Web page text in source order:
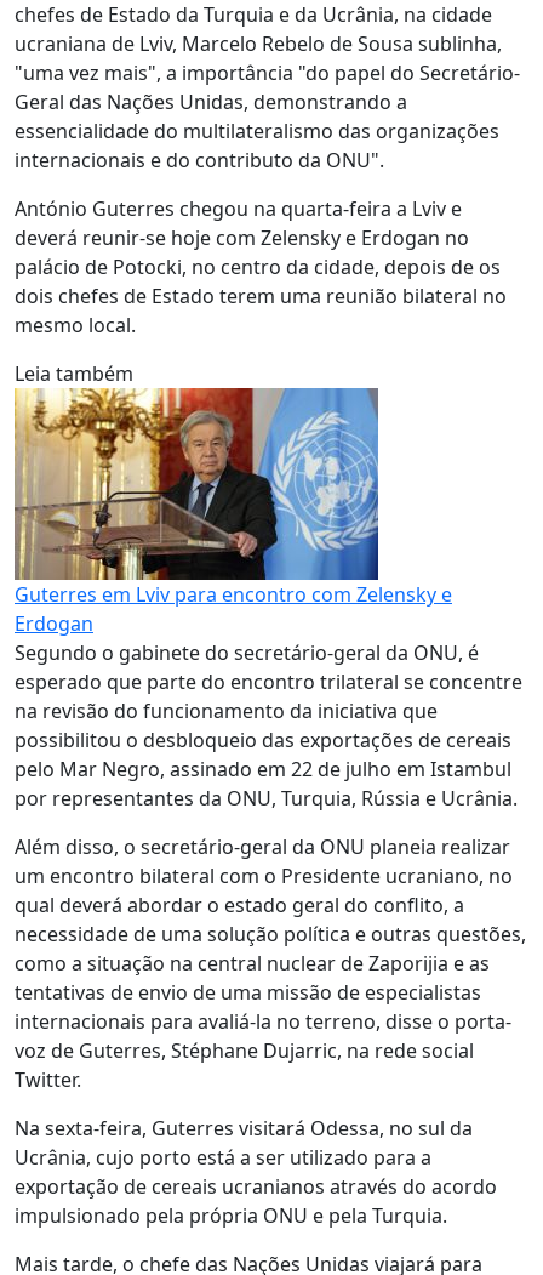
chefes de Estado da Turquia e da Ucrânia, na cidade
ucraniana de Lviv, Marcelo Rebelo de Sousa sublinha,
"uma vez mais", a importância "do papel do Secretário-
Geral das Nações Unidas, demonstrando a
essencialidade do multilateralismo das organizações
internacionais e do contributo da ONU".
António Guterres chegou na quarta-feira a Lviv e
deverá reunir-se hoje com Zelensky e Erdogan no
palácio de Potocki, no centro da cidade, depois de os
dois chefes de Estado terem uma reunião bilateral no
mesmo local.
Leia também
Guterres em Lviv para encontro com Zelensky e
Erdogan
Segundo o gabinete do secretário-geral da ONU, é
esperado que parte do encontro trilateral se concentre
na revisão do funcionamento da iniciativa que
possibilitou o desbloqueio das exportações de cereais
pelo Mar Negro, assinado em 22 de julho em Istambul
por representantes da ONU, Turquia, Rússia e Ucrânia.
Além disso, o secretário-geral da ONU planeia realizar
um encontro bilateral com o Presidente ucraniano, no
qual deverá abordar o estado geral do conflito, a
necessidade de uma solução política e outras questões,
como a situação na central nuclear de Zaporijia e as
tentativas de envio de uma missão de especialistas
internacionais para avaliá-la no terreno, disse o porta-
voz de Guterres, Stéphane Dujarric, na rede social
Twitter.
Na sexta-feira, Guterres visitará Odessa, no sul da
Ucrânia, cujo porto está a ser utilizado para a
exportação de cereais ucranianos através do acordo
impulsionado pela própria ONU e pela Turquia.
Mais tarde, o chefe das Nações Unidas viajará para